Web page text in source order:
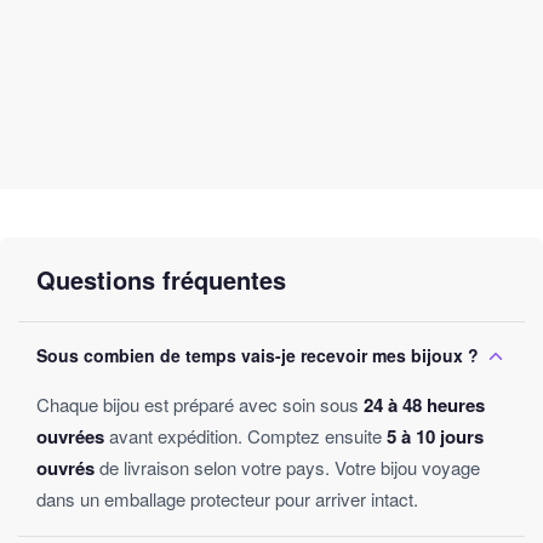
Questions fréquentes
Sous combien de temps vais-je recevoir mes bijoux ?
Chaque bijou est préparé avec soin sous 24 à 48 heures
ouvréesavant expédition. Comptez ensuite5 à 10 jours
ouvrésde livraison selon votre pays. Votre bijou voyage
dans un emballage protecteur pour arriver intact.